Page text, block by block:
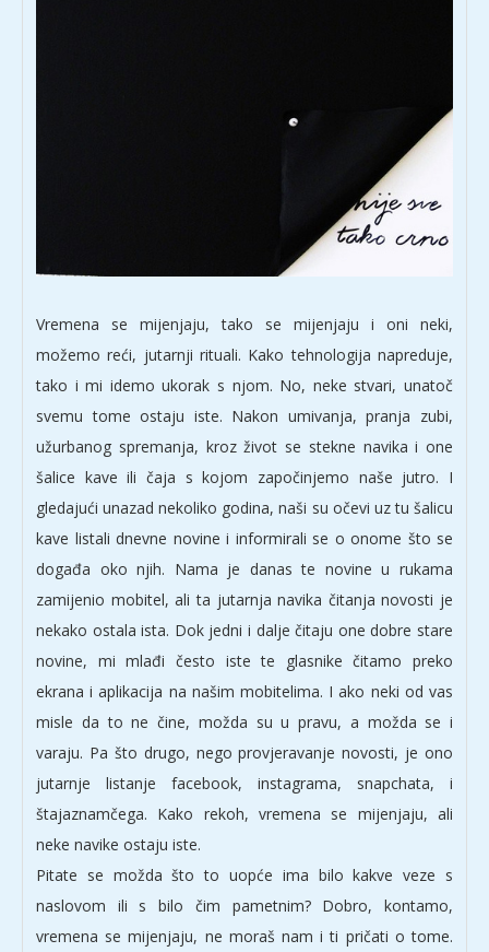
Vremena se mijenjaju, tako se mijenjaju i oni neki,
možemo reći, jutarnji rituali. Kako tehnologija napreduje,
tako i mi idemo ukorak s njom. No, neke stvari, unatoč
svemu tome ostaju iste. Nakon umivanja, pranja zubi,
užurbanog spremanja, kroz život se stekne navika i one
šalice kave ili čaja s kojom započinjemo naše jutro. I
gledajući unazad nekoliko godina, naši su očevi uz tu šalicu
kave listali dnevne novine i informirali se o onome što se
događa oko njih. Nama je danas te novine u rukama
zamijenio mobitel, ali ta jutarnja navika čitanja novosti je
nekako ostala ista. Dok jedni i dalje čitaju one dobre stare
novine, mi mlađi često iste te glasnike čitamo preko
ekrana i aplikacija na našim mobitelima. I ako neki od vas
misle da to ne čine, možda su u pravu, a možda se i
varaju. Pa što drugo, nego provjeravanje novosti, je ono
jutarnje listanje facebook, instagrama, snapchata, i
štajaznamčega. Kako rekoh, vremena se mijenjaju, ali
neke navike ostaju iste.
Pitate se možda što to uopće ima bilo kakve veze s
naslovom ili s bilo čim pametnim? Dobro, kontamo,
vremena se mijenjaju, ne moraš nam i ti pričati o tome.